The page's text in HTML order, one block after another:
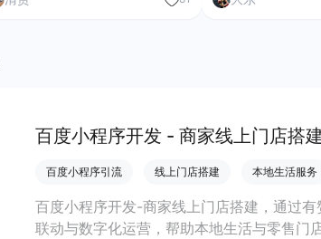
百度小程序开发 - 商家线上门店搭
百度小程序引流 线上门店搭建 本地生活服务
百度小程序开发-商家线上门店搭建，通过
联动与数字化运营，帮助本地生活与零售门